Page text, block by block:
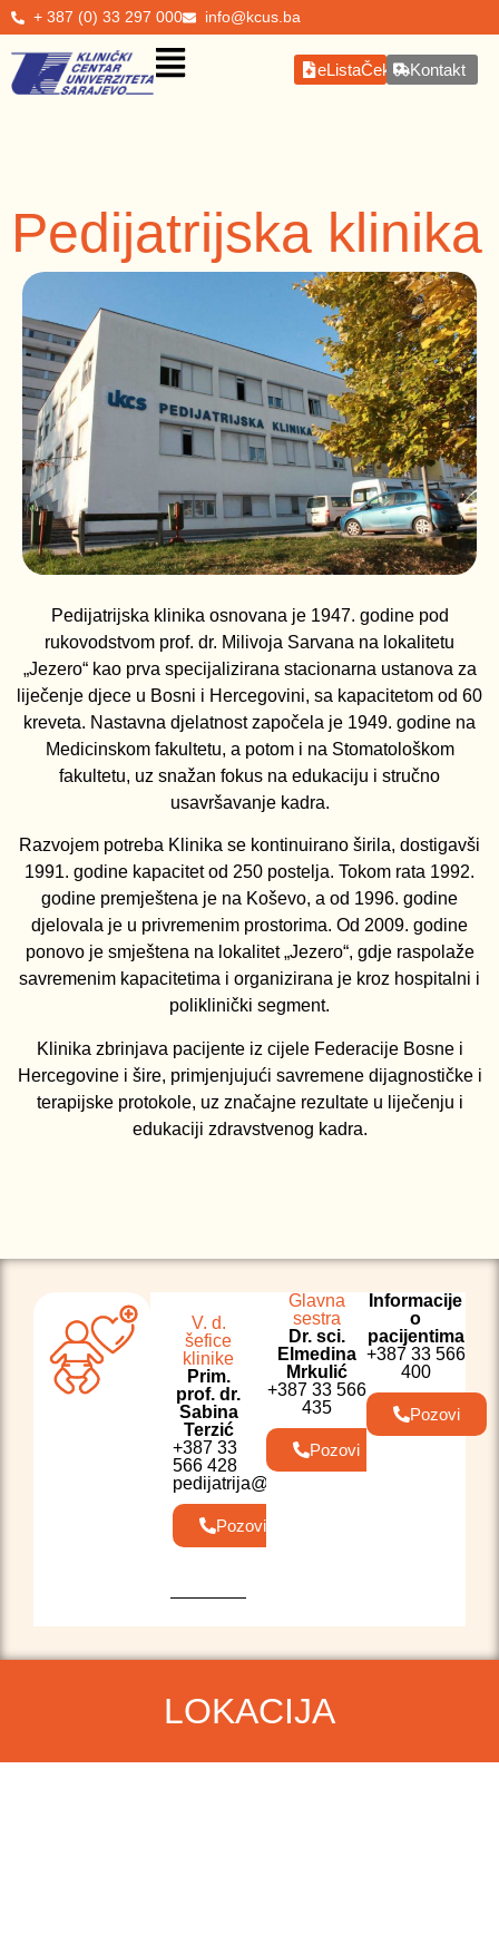
+ 387 (0) 33 297 000 info@kcus.ba
eListaČekanjaKontakt
Pedijatrijska klinika
Pedijatrijska klinika osnovana je 1947. godine pod
rukovodstvom prof. dr. Milivoja Sarvana na lokalitetu
„Jezero“ kao prva specijalizirana stacionarna ustanova za
liječenje djece u Bosni i Hercegovini, sa kapacitetom od 60
kreveta. Nastavna djelatnost započela je 1949. godine na
Medicinskom fakultetu, a potom i na Stomatološkom
fakultetu, uz snažan fokus na edukaciju i stručno
usavršavanje kadra.
Razvojem potreba Klinika se kontinuirano širila, dostigavši
1991. godine kapacitet od 250 postelja. Tokom rata 1992.
godine premještena je na Koševo, a od 1996. godine
djelovala je u privremenim prostorima. Od 2009. godine
ponovo je smještena na lokalitet „Jezero“, gdje raspolaže
savremenim kapacitetima i organizirana je kroz hospitalni i
poliklinički segment.
Klinika zbrinjava pacijente iz cijele Federacije Bosne i
Hercegovine i šire, primjenjujući savremene dijagnostičke i
terapijske protokole, uz značajne rezultate u liječenju i
edukaciji zdravstvenog kadra.
V. d.
šefice
klinike
Prim.
prof. dr.
Sabina
Terzić
+387 33
566 428
pedijatrija@kcus.ba
Pozovi
Glavna
sestra
Dr. sci.
Elmedina
Mrkulić
+387 33 566
435
Pozovi
Informacije
o
pacijentima
+387 33 566
400
Pozovi
LOKACIJA